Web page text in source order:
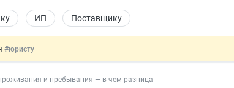
ИП Поставщику
#юристу
и пребывания — в чем разница